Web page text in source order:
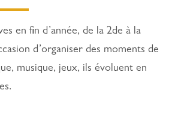
en fin d’année, de la 2de à la
d’organiser des moments de
musique, jeux, ils évoluent en